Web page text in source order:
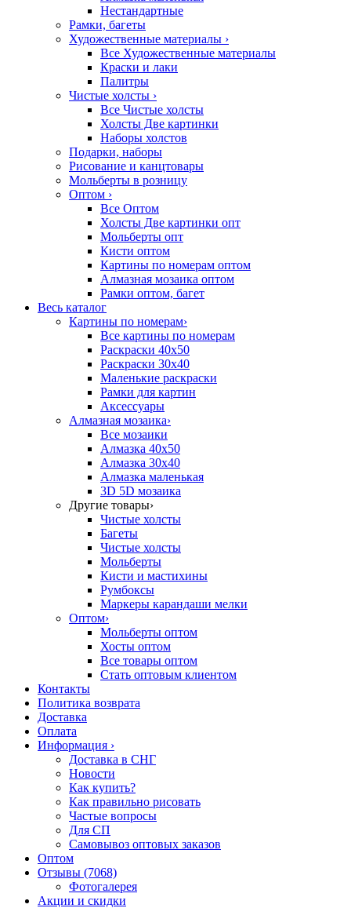
Нестандартные
Рамки, багеты
Художественные материалы ›
Все Художественные материалы
Краски и лаки
Палитры
Чистые холсты ›
Все Чистые холсты
Холсты Две картинки
Наборы холстов
Подарки, наборы
Рисование и канцтовары
Мольберты в розницу
Оптом ›
Все Оптом
Холсты Две картинки опт
Мольберты опт
Кисти оптом
Картины по номерам оптом
Алмазная мозаика оптом
Рамки оптом, багет
Весь каталог
Картины по номерам›
Все картины по номерам
Раскраски 40х50
Раскраски 30х40
Маленькие раскраски
Рамки для картин
Аксессуары
Алмазная мозаика›
Все мозаики
Алмазка 40х50
Алмазка 30х40
Алмазка маленькая
3D 5D мозаика
Другие товары›
Чистые холсты
Багеты
Чистые холсты
Мольберты
Кисти и мастихины
Румбоксы
Маркеры карандаши мелки
Оптом›
Мольберты оптом
Хосты оптом
Все товары оптом
Стать оптовым клиентом
Контакты
Политика возврата
Доставка
Оплата
Информация ›
Доставка в СНГ
Новости
Как купить?
Как правильно рисовать
Частые вопросы
Для СП
Самовывоз оптовых заказов
Оптом
Отзывы (7068)
Фотогалерея
Акции и скидки